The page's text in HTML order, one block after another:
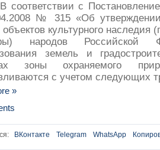
В соответствии с
№ 315 «Об
культурного наследия
народов Российской
земель и
зоны охраняемого
с учетом следующих
»
ВКонтакте Telegram WhatsApp